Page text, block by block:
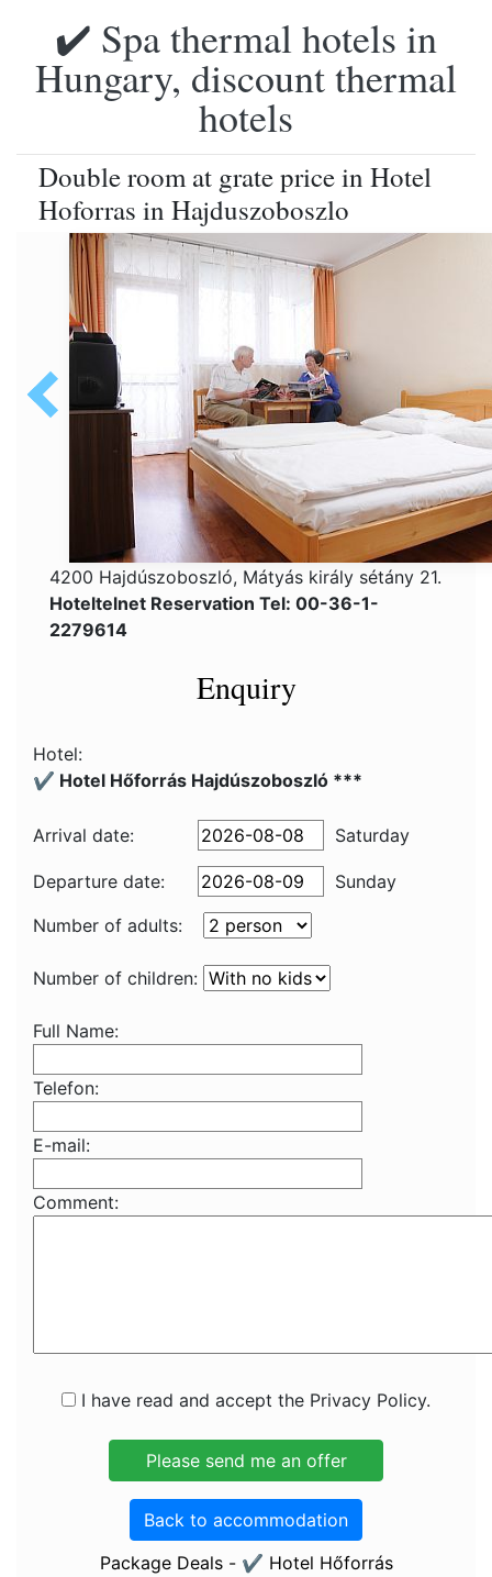
✔️ Spa thermal hotels in
Hungary, discount thermal
hotels
Double room at grate price in Hotel
Hoforras in Hajduszoboszlo
4200 Hajdúszoboszló, Mátyás király sétány 21.
Hoteltelnet Reservation Tel: 00-36-1-
2279614
Enquiry
Hotel:
✔️ Hotel Hőforrás Hajdúszoboszló ***
Arrival date: Saturday
Departure date:
Sunday
Number of adults:
Number of children:
Full Name:
Telefon:
E-mail:
Comment:
I have read and accept the Privacy Policy.
Back to accommodation
Package Deals - ✔️ Hotel Hőforrás